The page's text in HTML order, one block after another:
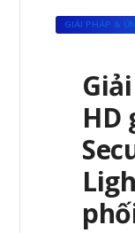
GIẢI PHÁP &
HD